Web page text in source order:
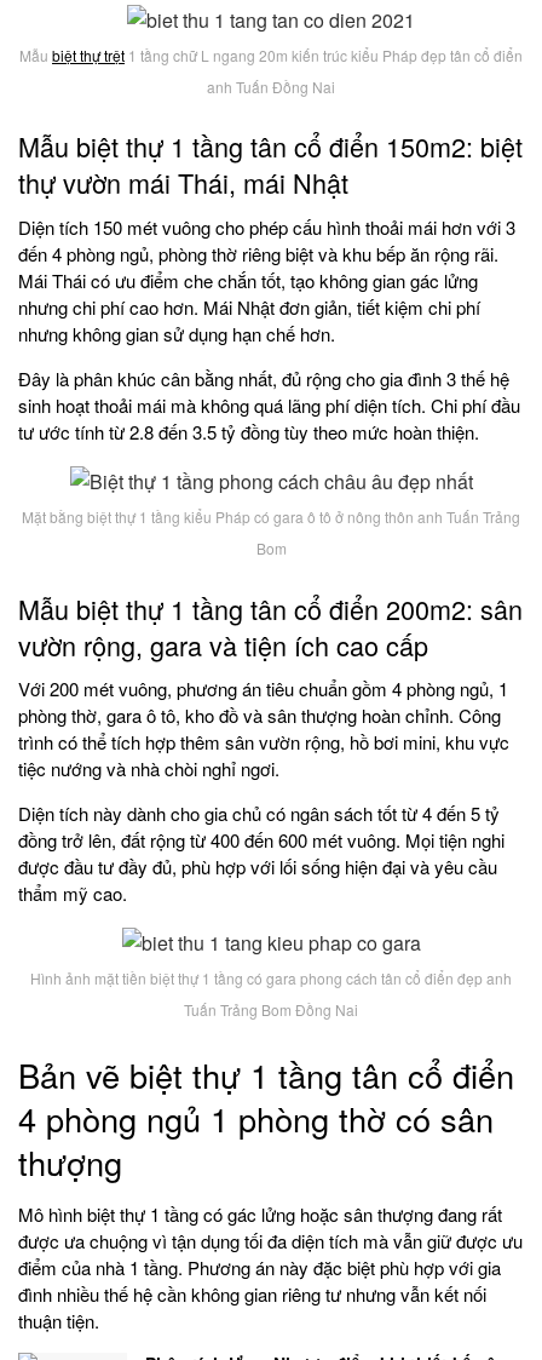
Mẫu biệt thự trệt 1 tầng chữ L ngang 20m kiến trúc kiểu Pháp đẹp tân cổ điển
anh Tuấn Đồng Nai
Mẫu biệt thự 1 tầng tân cổ điển 150m2: biệt
thự vườn mái Thái, mái Nhật
Diện tích 150 mét vuông cho phép cấu hình thoải mái hơn với 3
đến 4 phòng ngủ, phòng thờ riêng biệt và khu bếp ăn rộng rãi.
Mái Thái có ưu điểm che chắn tốt, tạo không gian gác lửng
nhưng chi phí cao hơn. Mái Nhật đơn giản, tiết kiệm chi phí
nhưng không gian sử dụng hạn chế hơn.
Đây là phân khúc cân bằng nhất, đủ rộng cho gia đình 3 thế hệ
sinh hoạt thoải mái mà không quá lãng phí diện tích. Chi phí đầu
tư ước tính từ 2.8 đến 3.5 tỷ đồng tùy theo mức hoàn thiện.
Mặt bằng biệt thự 1 tầng kiểu Pháp có gara ô tô ở nông thôn anh Tuấn Trảng
Bom
Mẫu biệt thự 1 tầng tân cổ điển 200m2: sân
vườn rộng, gara và tiện ích cao cấp
Với 200 mét vuông, phương án tiêu chuẩn gồm 4 phòng ngủ, 1
phòng thờ, gara ô tô, kho đồ và sân thượng hoàn chỉnh. Công
trình có thể tích hợp thêm sân vườn rộng, hồ bơi mini, khu vực
tiệc nướng và nhà chòi nghỉ ngơi.
Diện tích này dành cho gia chủ có ngân sách tốt từ 4 đến 5 tỷ
đồng trở lên, đất rộng từ 400 đến 600 mét vuông. Mọi tiện nghi
được đầu tư đầy đủ, phù hợp với lối sống hiện đại và yêu cầu
thẩm mỹ cao.
Hình ảnh mặt tiền biệt thự 1 tầng có gara phong cách tân cổ điển đẹp anh
Tuấn Trảng Bom Đồng Nai
Bản vẽ biệt thự 1 tầng tân cổ điển
4 phòng ngủ 1 phòng thờ có sân
thượng
Mô hình biệt thự 1 tầng có gác lửng hoặc sân thượng đang rất
được ưa chuộng vì tận dụng tối đa diện tích mà vẫn giữ được ưu
điểm của nhà 1 tầng. Phương án này đặc biệt phù hợp với gia
đình nhiều thế hệ cần không gian riêng tư nhưng vẫn kết nối
thuận tiện.